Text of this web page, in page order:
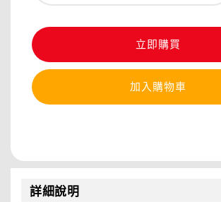
立即購買
加入購物車
詳細說明